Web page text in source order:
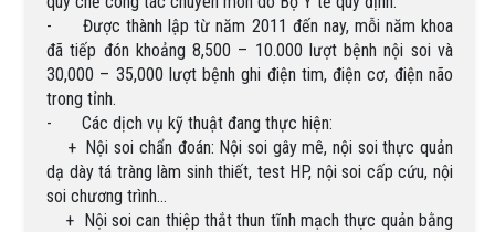
-
Được thành lập từ năm 2011 đến nay, mỗi năm khoa
đã tiếp đón khoảng 8,500 – 10.000 lượt bệnh nội soi và
30,000 – 35,000 lượt bệnh ghi điện tim, điện cơ, điện não
trong tỉnh.
-
Các dịch vụ kỹ thuật đang thực hiện:
+ Nội soi chẩn đoán: Nội soi gây mê, nội soi thực quản
dạ dày tá tràng làm sinh thiết, test HP, nội soi cấp cứu, nội
soi chương trình…
+ Nội soi can thiệp thắt thun tĩnh mạch thực quản bằng